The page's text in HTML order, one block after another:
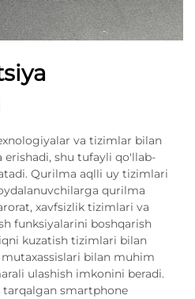
va tizimlar bilan
shu tufayli qo'llab-
Qurilma aqlli uy tizimlari
qurilma
xavfsizlik tizimlari va
funksiyalarini boshqarish
kuzatish tizimlari bilan
bilan muhim
ulashish imkonini beradi.
smartphone